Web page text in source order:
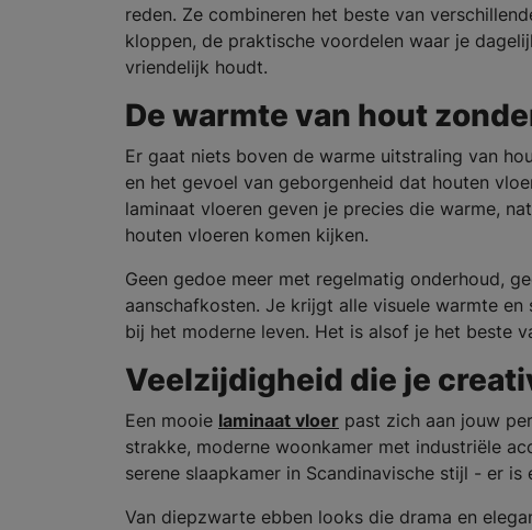
reden. Ze combineren het beste van
kloppen, de praktische voordelen waar je
vriendelijk houdt.
De warmte van hout
Er gaat niets boven de warme uitstraling van
en het gevoel van geborgenheid dat houten
laminaat vloeren geven je precies die warme,
houten vloeren komen kijken.
Geen gedoe meer met regelmatig onderhoud,
aanschafkosten. Je krijgt alle visuele warmte
bij het moderne leven. Het is alsof je het beste
Veelzijdigheid die je
Een mooie laminaat vloer past zich aan jouw
strakke, moderne woonkamer met industriële
serene slaapkamer in Scandinavische stijl - er
Van diepzwarte ebben looks die drama en